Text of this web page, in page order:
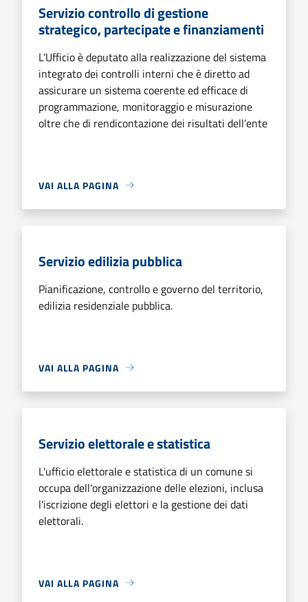
Servizio controllo di gestione
strategico, partecipate e finanziamenti
L’Ufficio è deputato alla realizzazione del sistema
integrato dei controlli interni che è diretto ad
assicurare un sistema coerente ed efficace di
programmazione, monitoraggio e misurazione
oltre che di rendicontazione dei risultati dell’ente
VAI ALLA PAGINA
Servizio edilizia pubblica
Pianificazione, controllo e governo del territorio,
edilizia residenziale pubblica.
VAI ALLA PAGINA
Servizio elettorale e statistica
L'ufficio elettorale e statistica di un comune si
occupa dell'organizzazione delle elezioni, inclusa
l'iscrizione degli elettori e la gestione dei dati
elettorali.
VAI ALLA PAGINA